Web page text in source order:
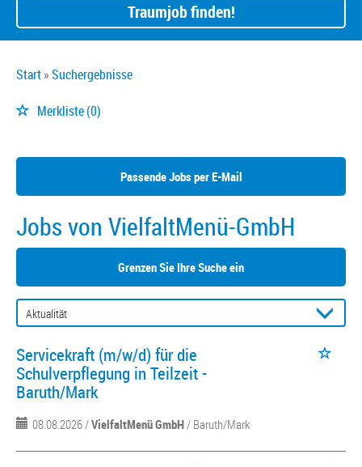
Traumjob finden!
Start Suchergebnisse
Merkliste(0)
Passende Jobs per E-Mail
Jobs von VielfaltMenü-GmbH
Grenzen Sie Ihre Suche ein
Servicekraft (m/w/d) für die
Schulverpflegung in Teilzeit -
Baruth/Mark
08.08.2026 /VielfaltMenü GmbH/ Baruth/Mark